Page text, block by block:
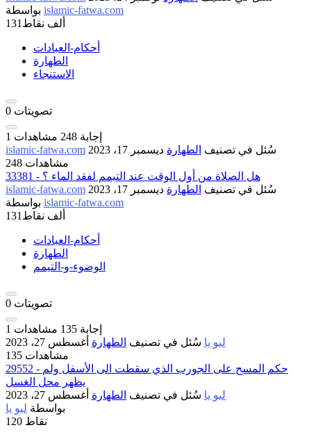
islamic-fatwa.com
131ألف نقاط
أحكام-العبادات
الطهارة
الاستنجاء
0 تصويتات
1 إجابة 248 مشاهدات
islamic-fatwa.com
سُئل في تصنيف الطهارة ديسمبر 17، 2023
248 مشاهدات
33381 - هل الصلاة من أول الوقت عند التيمم لفقد الماء ؟
islamic-fatwa.com
سُئل في تصنيف الطهارة ديسمبر 17، 2023
islamic-fatwa.com
131ألف نقاط
أحكام-العبادات
الطهارة
الوضوء-و-التيمم
0 تصويتات
1 إجابة 135 مشاهدات
ليو يا سُئل في تصنيف الطهارة أغسطس 27، 2023
135 مشاهدات
29552 - حكم المسح على الجورب الذي سقطت الى الأسفل ولم
يظهر محل الغسل
ليو يا سُئل في تصنيف الطهارة أغسطس 27، 2023
بواسطة ليو يا
120 نقاط